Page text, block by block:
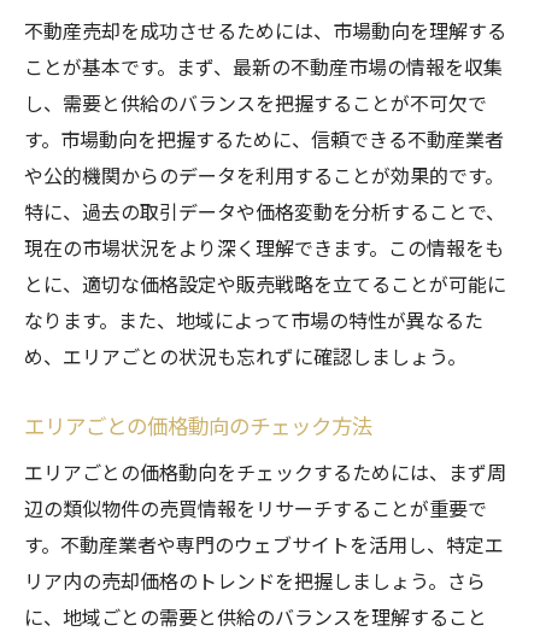
市場の需要と供給のバランスを読む
過去の売却データから学ぶタイミング戦略
専門家が教える売却タイミングの見極め方
魅力的な物件写真で不動産売却を成功に導くコ
ツ
写真撮影の基本テクニック
プロフェッショナルな写真撮影のメリット
部屋ごとのベストアングル
自然光を活かした撮影方法
物件の魅力を引き出す写真編集
効果的な写真の配置と公開方法
詳細な情報提供がカギ！不動産売却をスムーズ
に行う方法
物件情報を具体的に記載するコツ
購入希望者が求める情報とは
不動産売却を成功させるためには、市場動向を理解する
ことが基本です。まず、最新の不動産市場の情報を収集
し、需要と供給のバランスを把握することが不可欠で
す。市場動向を把握するために、信頼できる不動産業者
や公的機関からのデータを利用することが効果的です。
特に、過去の取引データや価格変動を分析することで、
現在の市場状況をより深く理解できます。この情報をも
とに、適切な価格設定や販売戦略を立てることが可能に
なります。また、地域によって市場の特性が異なるた
め、エリアごとの状況も忘れずに確認しましょう。
エリアごとの価格動向のチェック方法
エリアごとの価格動向をチェックするためには、まず周
辺の類似物件の売買情報をリサーチすることが重要で
す。不動産業者や専門のウェブサイトを活用し、特定エ
リア内の売却価格のトレンドを把握しましょう。さら
に、地域ごとの需要と供給のバランスを理解すること